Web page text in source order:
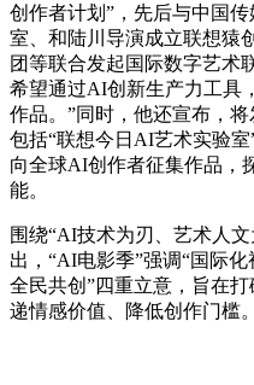
创作者计划”，先后与中国
室、和陆川导演成立联想猿
团等联合发起国际数字艺术
希望通过AI创新生产力工具
作品。”同时，他还宣布，
包括“联想今日AI艺术实验
向全球AI创作者征集作品，
能。
围绕“AI技术为刃、艺术人
出，“AI电影季”强调“国际
全民共创”四重立意，旨在
递情感价值、降低创作门槛。